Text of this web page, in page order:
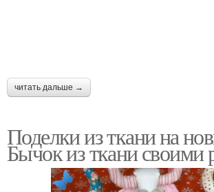
читать дальше →
Поделки из ткани на
Бычок из ткани своими